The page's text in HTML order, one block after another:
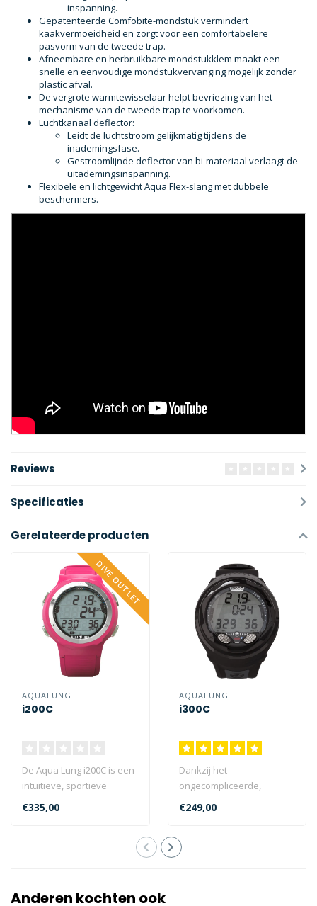
inspanning.
Gepatenteerde Comfobite-mondstuk vermindert
kaakvermoeidheid en zorgt voor een comfortabelere
pasvorm van de tweede trap.
Afneembare en herbruikbare mondstukklem maakt een
snelle en eenvoudige mondstukvervanging mogelijk zonder
plastic afval.
De vergrote warmtewisselaar helpt bevriezing van het
mechanisme van de tweede trap te voorkomen.
Luchtkanaal deflector:
Leidt de luchtstroom gelijkmatig tijdens de
inademingsfase.
Gestroomlijnde deflector van bi-materiaal verlaagt de
uitademingsinspanning.
Flexibele en lichtgewicht Aqua Flex-slang met dubbele
beschermers.
Reviews
Specificaties
Gerelateerde producten
DIVE OUTLET
AQUALUNG
i200C
De Aqua Lung i200C is een
intuïtieve, sportieve
duikcomputer met
veelzijdige fu..
€335,00
AQUALUNG
i300C
Dankzij het
ongecompliceerde,
intuïtieve en robuuste
ontwerp van de Aqua Lung
€249,00
Anderen kochten ook